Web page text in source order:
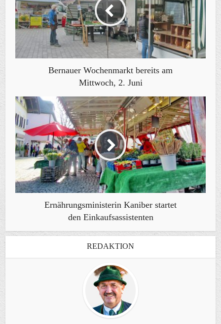
Bernauer Wochenmarkt bereits am
Mittwoch, 2. Juni
Ernährungsministerin Kaniber startet
den Einkaufsassistenten
REDAKTION